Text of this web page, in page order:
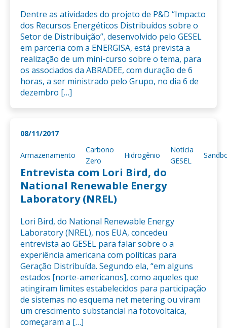
Dentre as atividades do projeto de P&D “Impacto
dos Recursos Energéticos Distribuídos sobre o
Setor de Distribuição”, desenvolvido pelo GESEL
em parceria com a ENERGISA, está prevista a
realização de um mini-curso sobre o tema, para
os associados da ABRADEE, com duração de 6
horas, a ser ministrado pelo Grupo, no dia 6 de
dezembro […]
08/11/2017
Armazenamento
Carbono
Zero
Hidrogênio
Notícia
GESEL
Entrevista com Lori Bird, do
National Renewable Energy
Laboratory (NREL)
Lori Bird, do National Renewable Energy
Laboratory (NREL), nos EUA, concedeu
entrevista ao GESEL para falar sobre o a
experiência americana com políticas para
Geração Distribuída. Segundo ela, “em alguns
estados [norte-americanos], como aqueles que
atingiram limites estabelecidos para participação
de sistemas no esquema net metering ou viram
um crescimento substancial na fotovoltaica,
começaram a […]